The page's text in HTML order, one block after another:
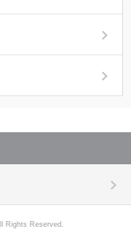
Rights Reserved.